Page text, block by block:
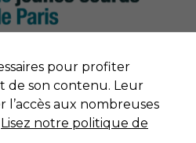
LÉGALES
pour profiter
de son contenu. Leur
aux nombreuses
Lisez notre politique de